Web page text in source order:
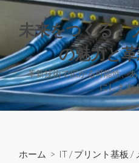
ン
ツ
へ
ス
キ
未来をつくる！
の魅力と
革新技術で広がる可能性、
にします
ホーム > IT /プリント基板 /